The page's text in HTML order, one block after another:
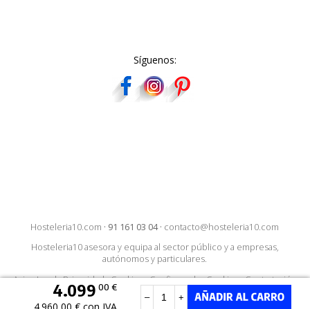
4.099 00 €
– +
Síguenos:
Hosteleria10.com · 91 161 03 04· contacto@hosteleria10.com
Hosteleria10 asesora y equipa al sector público y a empresas,
autónomos y particulares.
Aviso Legal·Privacidad·Cookies·Configurar las Cookies·Contratación